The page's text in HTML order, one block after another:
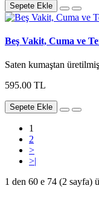
Sepete Ekle
Beş Vakit, Cuma ve
Saten kumaştan
595.00 TL
Sepete Ekle
1
2
>
>|
1 den 60 e 74 (2 sayfa)